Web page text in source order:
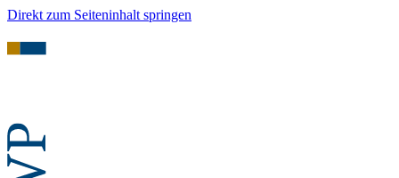
Direkt zum Seiteninhalt springen